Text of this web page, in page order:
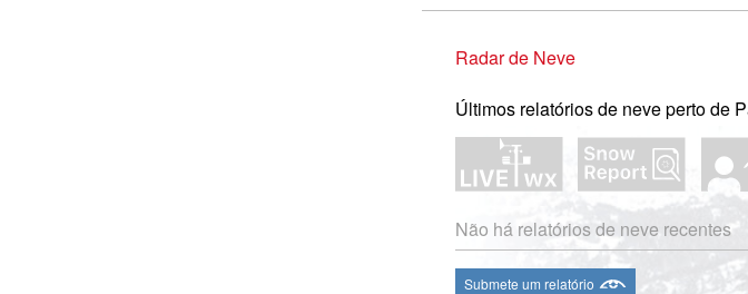
Radar de Neve
Últimos relatórios de neve perto de
Não há relatórios de neve recentes
Submete um relatório